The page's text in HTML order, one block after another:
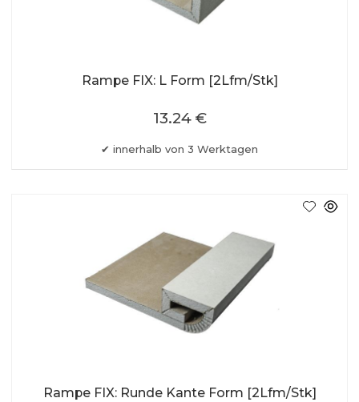
Rampe FIX: L Form [2Lfm/Stk]
innerhalb von 3 Werktagen
13.24 €
Rampe FIX: Runde Kante Form [2Lfm/Stk]